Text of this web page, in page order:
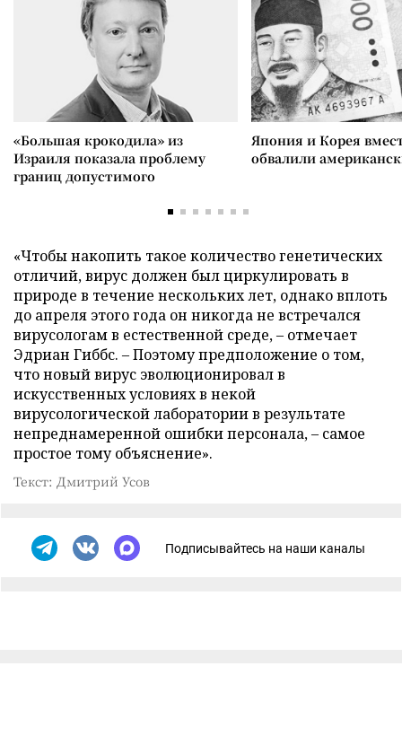
«Большая крокодила» из
Израиля показала проблему
границ допустимого
Япония и Корея
обвалили
«Чтобы накопить такое количество генетических
отличий, вирус должен был циркулировать в
природе в течение нескольких лет, однако вплоть
до апреля этого года он никогда не встречался
вирусологам в естественной среде, – отмечает
Эдриан Гиббс. – Поэтому предположение о том,
что новый вирус эволюционировал в
искусственных условиях в некой
вирусологической лаборатории в результате
непреднамеренной ошибки персонала, – самое
простое тому объяснение».
Текст: Дмитрий Усов
Подписывайтесь на наши каналы